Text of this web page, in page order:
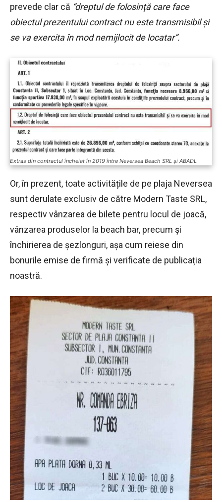
prevede clar că “dreptul de folosință care face
obiectul prezentului contract nu este transmisibil și
se va exercita în mod nemijlocit de locatar”.
Extras din contractul încheiat în 2019 între Neversea Beach SRL și ABADL
Or, în prezent, toate activitățile de pe plaja Neversea
sunt derulate exclusiv de către Modern Taste SRL,
respectiv vânzarea de bilete pentru locul de joacă,
vânzarea produselor la beach bar, precum și
închirierea de șezlonguri, așa cum reiese din
bonurile emise de firmă și verificate de publicația
noastră.